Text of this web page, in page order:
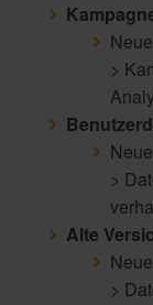
>
>
Alte
>